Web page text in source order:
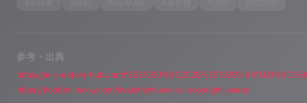
参考・出典
https://book.st-hakky.com/industry/music-ai-copyright-jasrac